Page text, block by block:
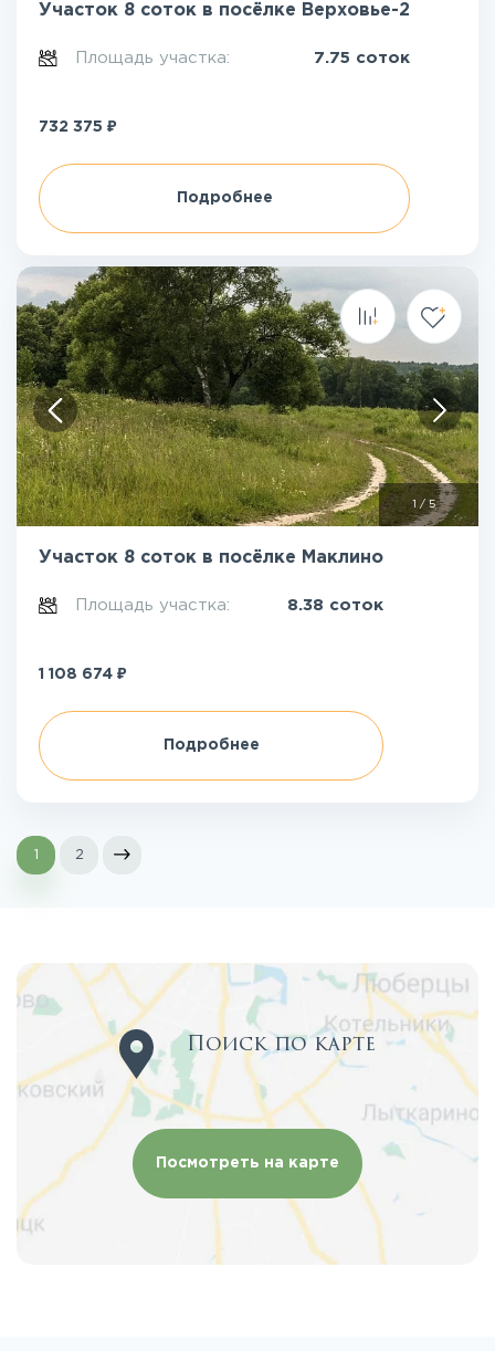
Участок 8 соток в посёлке Верховье-2
Площадь участка: 7.75 соток
732 375 ₽
Подробнее
/ 5
Участок 8 соток в посёлке Маклино
Площадь участка: 8.38 соток
1 108 674 ₽
Подробнее
1 2
Поиск по карте
Посмотреть на карте